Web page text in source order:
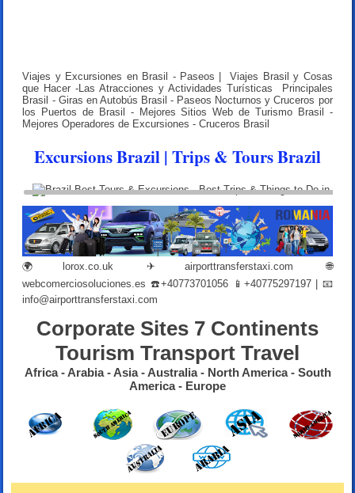
Viajes y Excursiones en Brasil - Paseos | Viajes Brasil y Cosas
que Hacer -Las Atracciones y Actividades Turísticas Principales
Brasil - Giras en Autobús Brasil - Paseos Nocturnos y Cruceros por
los Puertos de Brasil - Mejores Sitios Web de Turismo Brasil -
Mejores Operadores de Excursiones - Cruceros Brasil
Excursions Brazil | Trips & Tours Brazil
🌍 lorox.co.uk ✈airporttransferstaxi.com 🌐
webcomerciosoluciones.es ☎️+40773701056 📱+40775297197 | 📧
info@airporttransferstaxi.com
Corporate Sites 7 Continents
Tourism Transport Travel
Africa - Arabia - Asia - Australia - North America - South
America - Europe